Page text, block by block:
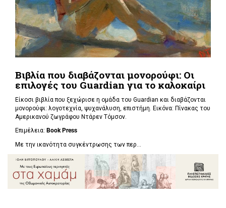
Βιβλία που διαβάζονται μονορούφι: Οι
επιλογές του Guardian για το καλοκαίρι
Είκοσι βιβλία που ξεχώρισε η ομάδα του Guardian και διαβάζονται
μονορούφι: λογοτεχνία, ψυχανάλυση, επιστήμη. Εικόνα: Πίνακας του
Αμερικανού ζωγράφου Ντάρεν Τόμσον.
Επιμέλεια: Book Press
Με την ικανότητα συγκέντρωσης των περ...